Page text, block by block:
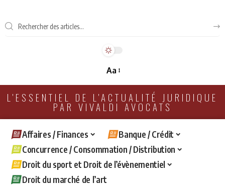
Aa
L'ESSENTIEL DE L'ACTUALITÉ JURIDIQUE
PAR VIVALDI AVOCATS
Affaires / Finances
Banque / Crédit
Concurrence / Consommation / Distribution
Droit du sport et Droit de l’évènementiel
Droit du marché de l’art